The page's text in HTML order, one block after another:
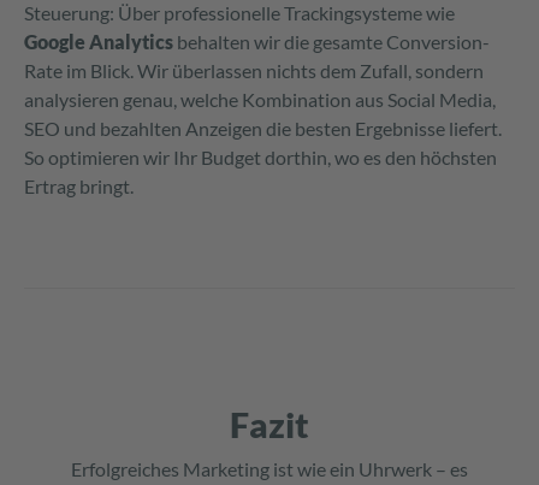
Steuerung: Über professionelle Trackingsysteme wie
Google Analytics behalten wir die gesamte Conversion-
Rate im Blick. Wir überlassen nichts dem Zufall, sondern
analysieren genau, welche Kombination aus Social Media,
SEO und bezahlten Anzeigen die besten Ergebnisse liefert.
So optimieren wir Ihr Budget dorthin, wo es den höchsten
Ertrag bringt.
Fazit
Erfolgreiches Marketing ist wie ein Uhrwerk – es